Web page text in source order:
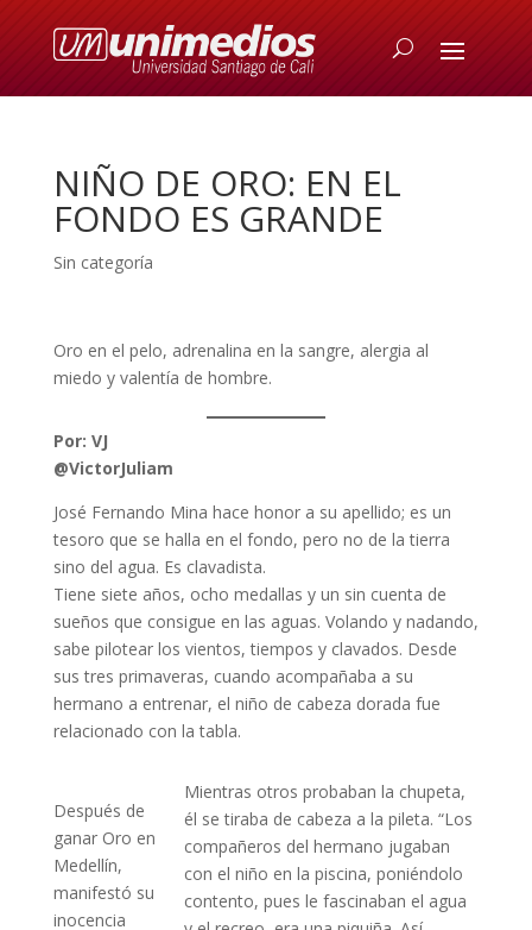
NIÑO DE ORO: EN EL
FONDO ES GRANDE
Sin categoría
Oro en el pelo, adrenalina en la sangre, alergia al
miedo y valentía de hombre.
Por: VJ
@VictorJuliam
José Fernando Mina hace honor a su apellido; es un
tesoro que se halla en el fondo, pero no de la tierra
sino del agua. Es clavadista.
Tiene siete años, ocho medallas y un sin cuenta de
sueños que consigue en las aguas. Volando y nadando,
sabe pilotear los vientos, tiempos y clavados. Desde
sus tres primaveras, cuando acompañaba a su
hermano a entrenar, el niño de cabeza dorada fue
relacionado con la tabla.
Después de
ganar Oro en
Medellín,
manifestó su
inocencia
Mientras otros probaban la chupeta,
él se tiraba de cabeza a la pileta. “Los
compañeros del hermano jugaban
con el niño en la piscina, poniéndolo
contento, pues le fascinaban el agua